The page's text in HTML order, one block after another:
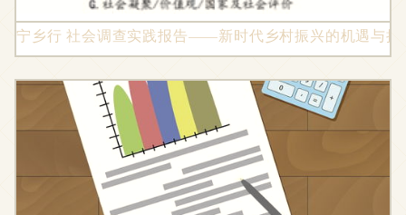
宁乡行 社会调查实践报告——新时代乡村振兴的机遇与挑